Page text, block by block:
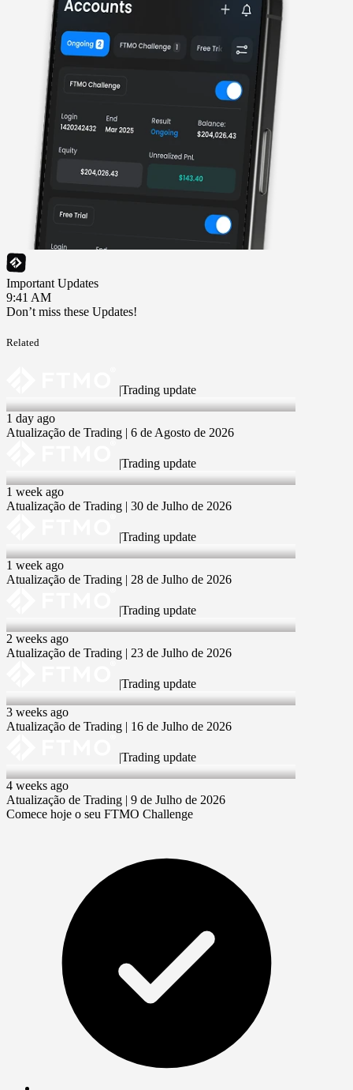
Important Updates
9:41 AM
Don’t miss these Updates!
Related
|Trading update
6 Aug 2026
1 day ago
Atualização de Trading | 6 de Agosto de 2026
|Trading update
30 Jul 2026
1 week ago
Atualização de Trading | 30 de Julho de 2026
|Trading update
28 Jul 2026
1 week ago
Atualização de Trading | 28 de Julho de 2026
|Trading update
23 Jul 2026
2 weeks ago
Atualização de Trading | 23 de Julho de 2026
|Trading update
16 Jul 2026
3 weeks ago
Atualização de Trading | 16 de Julho de 2026
|Trading update
9 Jul 2026
4 weeks ago
Atualização de Trading | 9 de Julho de 2026
Comece hoje o seu FTMO Challenge